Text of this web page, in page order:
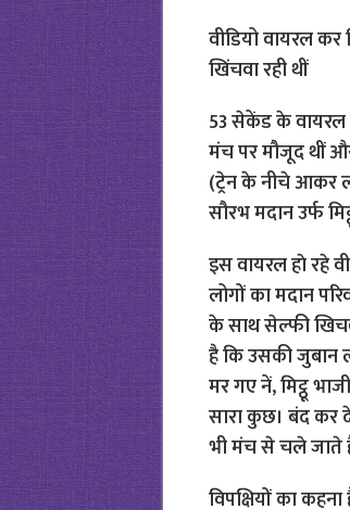
वीडियो वायरल
खिंचवा रही थीं
53 सेकेंड के वायरल
मंच पर मौजूद थीं
(ट्रेन के नीचे आकर
सौरभ मदान उर्फ
इस वायरल हाे रहे
लोगों का मदान
के साथ सेल्फी
है कि उसकी जुबान
मर गए नें, मिट्ठू
सारा कुछ। बंद कर
भी मंच से चले जाते
विपक्षियों का